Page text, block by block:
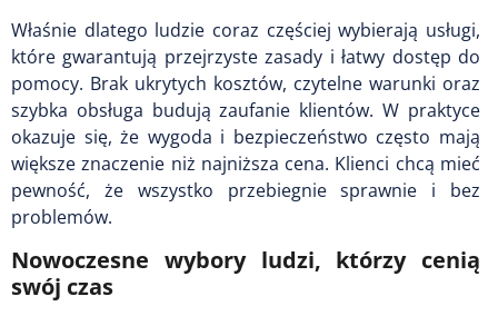
Właśnie dlatego ludzie coraz częściej wybierają usługi,
które gwarantują przejrzyste zasady i łatwy dostęp do
pomocy. Brak ukrytych kosztów, czytelne warunki oraz
szybka obsługa budują zaufanie klientów. W praktyce
okazuje się, że wygoda i bezpieczeństwo często mają
większe znaczenie niż najniższa cena. Klienci chcą mieć
pewność, że wszystko przebiegnie sprawnie i bez
problemów.
Nowoczesne wybory ludzi, którzy cenią
swój czas